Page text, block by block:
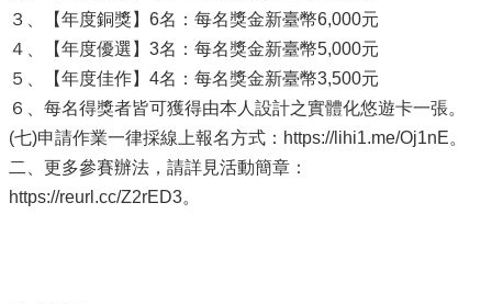
３、【年度銅獎】6名：每名獎金新臺幣6,000元
４、【年度優選】3名：每名獎金新臺幣5,000元
５、【年度佳作】4名：每名獎金新臺幣3,500元
６、每名得獎者皆可獲得由本人設計之實體化悠遊卡一張。
(七)申請作業一律採線上報名方式：https://lihi1.me/Oj1nE。
二、更多參賽辦法，請詳見活動簡章：
https://reurl.cc/Z2rED3。